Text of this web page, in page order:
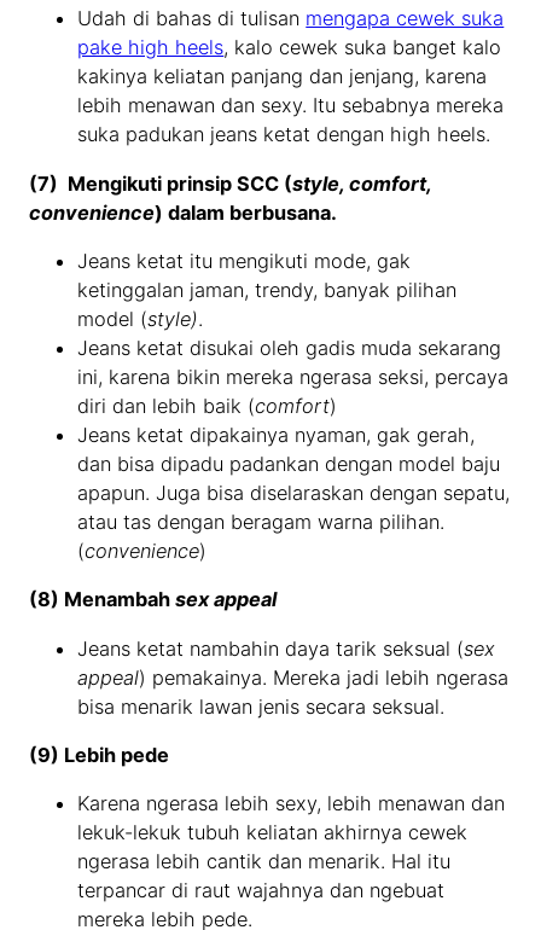
Udah di bahas di tulisan mengapa cewek suka
pake high heels, kalo cewek suka banget kalo
kakinya keliatan panjang dan jenjang, karena
lebih menawan dan sexy. Itu sebabnya mereka
suka padukan jeans ketat dengan high heels.
(7) Mengikuti prinsip SCC (style, comfort,
convenience) dalam berbusana.
Jeans ketat itu mengikuti mode, gak
ketinggalan jaman, trendy, banyak pilihan
model (style).
Jeans ketat disukai oleh gadis muda sekarang
ini, karena bikin mereka ngerasa seksi, percaya
diri dan lebih baik (comfort)
Jeans ketat dipakainya nyaman, gak gerah,
dan bisa dipadu padankan dengan model baju
apapun. Juga bisa diselaraskan dengan sepatu,
atau tas dengan beragam warna pilihan.
(convenience)
(8) Menambahsex appeal
Jeans ketat nambahin daya tarik seksual (sex
appeal) pemakainya. Mereka jadi lebih ngerasa
bisa menarik lawan jenis secara seksual.
(9) Lebih pede
Karena ngerasa lebih sexy, lebih menawan dan
lekuk-lekuk tubuh keliatan akhirnya cewek
ngerasa lebih cantik dan menarik. Hal itu
terpancar di raut wajahnya dan ngebuat
mereka lebih pede.